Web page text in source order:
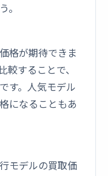
。
格が期待できま
することで、
す。人気モデル
になることもあ
モデルの買取価